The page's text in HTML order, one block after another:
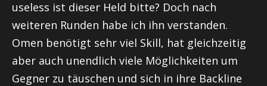
useless ist dieser Held bitte? Doch nach
weiteren Runden habe ich ihn verstanden.
Omen benötigt sehr viel Skill, hat gleichzeitig
aber auch unendlich viele Möglichkeiten um
Gegner zu täuschen und sich in ihre Backline